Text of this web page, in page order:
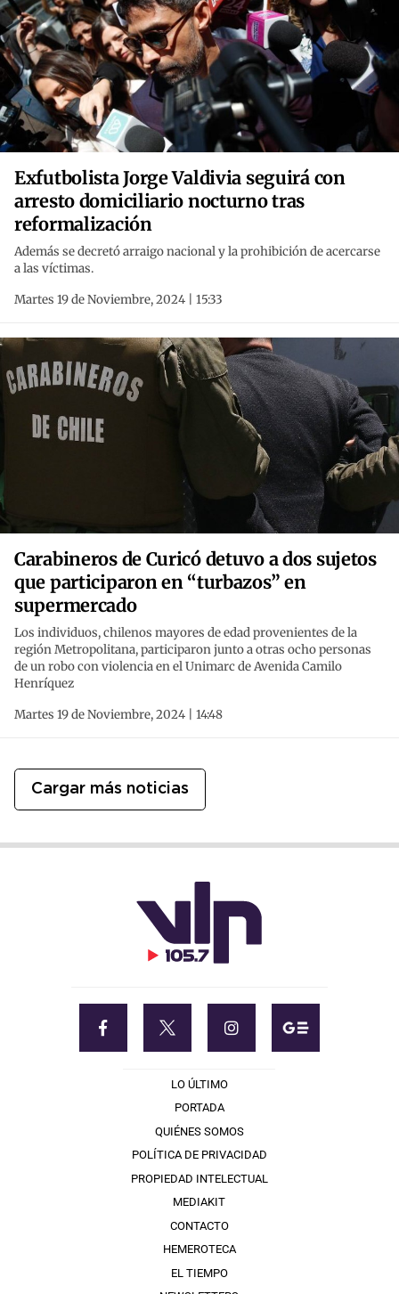
Exfutbolista Jorge Valdivia seguirá con
arresto domiciliario nocturno tras
reformalización
Además se decretó arraigo nacional y la prohibición de acercarse
a las víctimas.
Martes 19 de Noviembre, 2024 | 15:33
Carabineros de Curicó detuvo a dos sujetos
que participaron en “turbazos” en
supermercado
Los individuos, chilenos mayores de edad provenientes de la
región Metropolitana, participaron junto a otras ocho personas
de un robo con violencia en el Unimarc de Avenida Camilo
Henríquez
Martes 19 de Noviembre, 2024 | 14:48
Cargar más noticias
LO ÚLTIMO
PORTADA
QUIÉNES SOMOS
POLÍTICA DE PRIVACIDAD
PROPIEDAD INTELECTUAL
MEDIAKIT
CONTACTO
HEMEROTECA
EL TIEMPO